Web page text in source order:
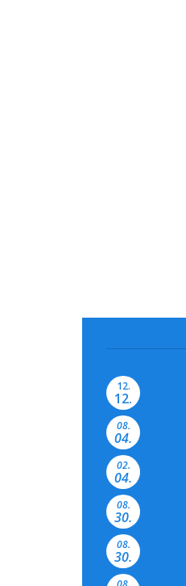
12.
12.
08.
04.
02.
04.
08.
30.
08.
30.